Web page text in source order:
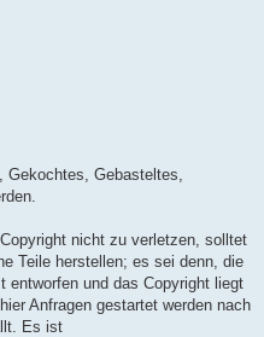
Gebasteltes,
nicht zu verletzen, solltet
Teile herstellen; es sei denn, die
und das Copyright liegt
Anfragen gestartet werden nach
Es ist